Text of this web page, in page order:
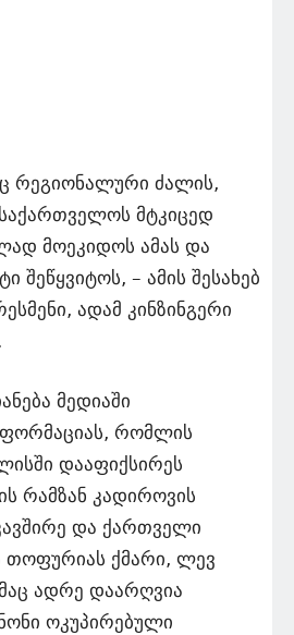
რეგიონალური ძალის,
მტკიცედ
მოეკიდოს ამას და
– ამის შესახებ
ადამ კინზინგერი
მედიაში
რომლის
დააფიქსირეს
რამზან კადიროვის
და ქართველი
ქმარი, ლევ
ადრე დაარღვია
ოკუპირებული